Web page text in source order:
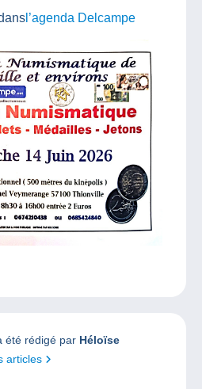
l’agenda Delcampe
été rédigé par Héloïse
articles